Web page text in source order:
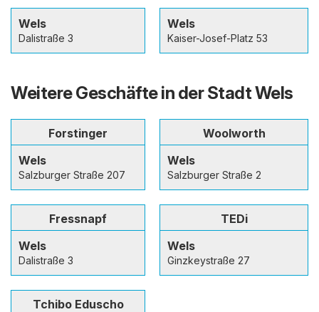
Wels
Dalistraße 3
Wels
Kaiser-Josef-Platz 53
Weitere Geschäfte in der Stadt Wels
Forstinger
Wels
Salzburger Straße 207
Woolworth
Wels
Salzburger Straße 2
Fressnapf
Wels
Dalistraße 3
TEDi
Wels
Ginzkeystraße 27
Tchibo Eduscho